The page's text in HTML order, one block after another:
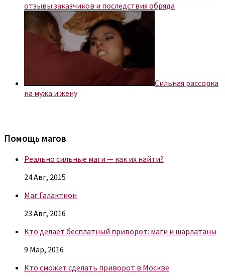
отзывы заказчиков и последствия обряда
Сильная рассорка
на мужа и жену
Помощь магов
Реально сильные маги — как их найти?
24 Авг, 2015
Маг Галактион
23 Авг, 2016
Кто делает бесплатный приворот: маги и шарлатаны
9 Мар, 2016
Кто сможет сделать приворот в Москве